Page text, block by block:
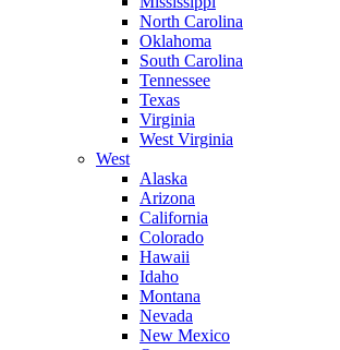
North Carolina
Oklahoma
South Carolina
Tennessee
Texas
Virginia
West Virginia
West
Alaska
Arizona
California
Colorado
Hawaii
Idaho
Montana
Nevada
New Mexico